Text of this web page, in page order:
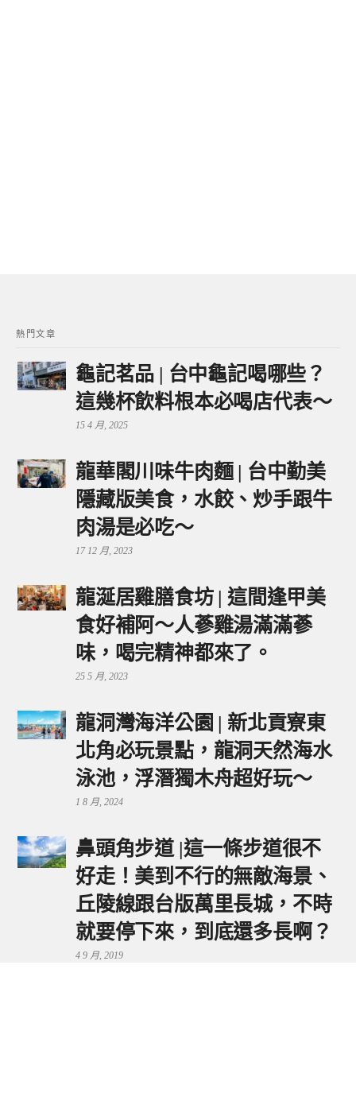
熱門文章
龜記茗品 | 台中龜記喝哪些？
這幾杯飲料根本必喝店代表～
15 4 月, 2025
龍華閣川味牛肉麵 | 台中勤美
隱藏版美食，水餃、炒手跟牛
肉湯是必吃～
17 12 月, 2023
龍涎居雞膳食坊 | 這間逢甲美
食好補阿～人蔘雞湯滿滿蔘
味，喝完精神都來了。
25 5 月, 2023
龍洞灣海洋公園 | 新北貢寮東
北角必玩景點，龍洞天然海水
泳池，浮潛獨木舟超好玩～
1 8 月, 2024
鼻頭角步道 |這一條步道很不
好走！美到不行的無敵海景、
丘陵線跟台版萬里長城，不時
就要停下來，到底還多長啊？
4 9 月, 2019